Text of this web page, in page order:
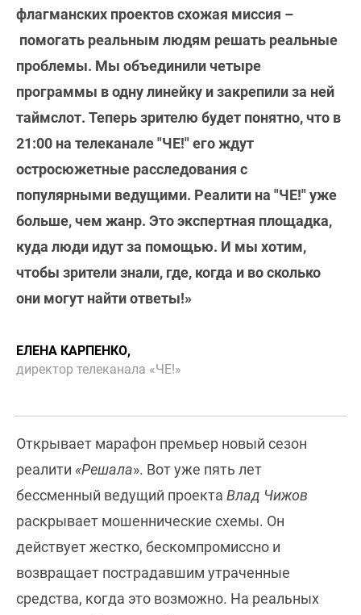
флагманских проектов схожая миссия –
помогать реальным людям решать реальные
проблемы. Мы объединили четыре
программы в одну линейку и закрепили за ней
таймслот. Теперь зрителю будет понятно, что в
21:00 на телеканале "ЧЕ!" его ждут
остросюжетные расследования с
популярными ведущими. Реалити на "ЧЕ!" уже
больше, чем жанр. Это экспертная площадка,
куда люди идут за помощью. И мы хотим,
чтобы зрители знали, где, когда и во сколько
они могут найти ответы!»
ЕЛЕНА КАРПЕНКО,
директор телеканала «ЧЕ!»
Открывает марафон премьер новый сезон
реалити «Решала». Вот уже пять лет
бессменный ведущий проекта Влад Чижов
раскрывает мошеннические схемы. Он
действует жестко, бескомпромиссно и
возвращает пострадавшим утраченные
средства, когда это возможно. На реальных